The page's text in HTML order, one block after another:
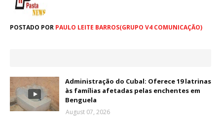
POSTADO POR PAULO LEITE BARROS(GRUPO V4 COMUNICAÇÃO)
Administração do Cubal: Oferece 19 latrinas
às famílias afetadas pelas enchentes em
Benguela
August 07, 2026